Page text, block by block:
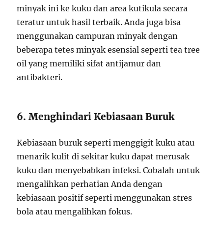
minyak ini ke kuku dan area kutikula secara
teratur untuk hasil terbaik. Anda juga bisa
menggunakan campuran minyak dengan
beberapa tetes minyak esensial seperti tea tree
oil yang memiliki sifat antijamur dan
antibakteri.
6. Menghindari Kebiasaan Buruk
Kebiasaan buruk seperti menggigit kuku atau
menarik kulit di sekitar kuku dapat merusak
kuku dan menyebabkan infeksi. Cobalah untuk
mengalihkan perhatian Anda dengan
kebiasaan positif seperti menggunakan stres
bola atau mengalihkan fokus.